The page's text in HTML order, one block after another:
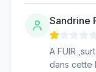
Sandrine
A FUIR
dans cette